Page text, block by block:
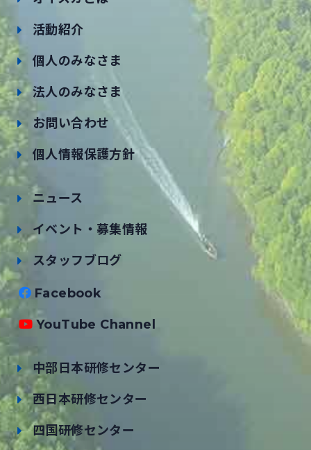
活動紹介
個人のみなさま
法人のみなさま
お問い合わせ
個人情報保護方針
ニュース
イベント・募集情報
スタッフブログ
Facebook
YouTube Channel
中部日本研修センター
西日本研修センター
四国研修センター